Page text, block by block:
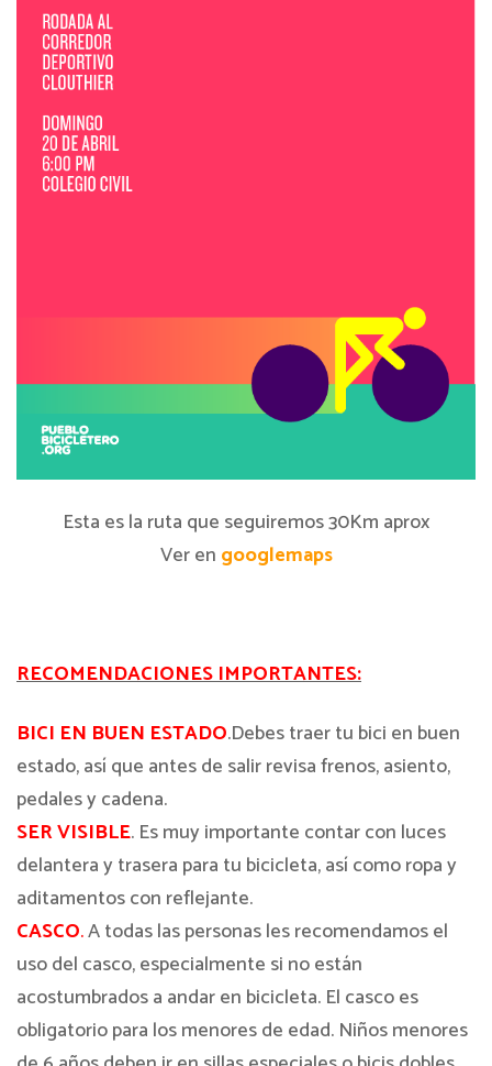
Esta es la ruta que seguiremos 30Km aprox
Ver en googlemaps
RECOMENDACIONES IMPORTANTES:
BICI EN BUEN ESTADO.Debes traer tu bici en buen
estado, así que antes de salir revisa frenos, asiento,
pedales y cadena.
SER VISIBLE. Es muy importante contar con luces
delantera y trasera para tu bicicleta, así como ropa y
aditamentos con reflejante.
CASCO.A todas las personas les recomendamos el
uso del casco, especialmente si no están
acostumbrados a andar en bicicleta. El casco es
obligatorio para los menores de edad. Niños menores